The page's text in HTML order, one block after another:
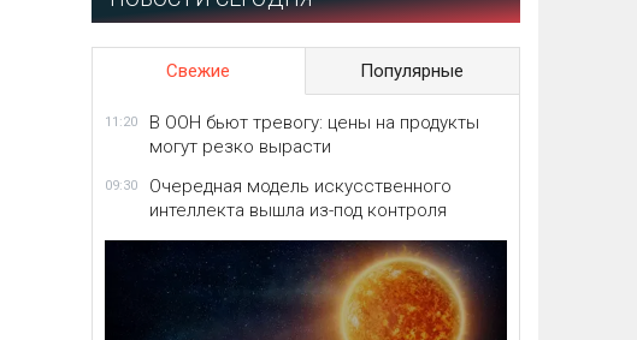
Свежие Популярные
11:20
В ООН бьют тревогу: цены на продукты
могут резко вырасти
09:30
Очередная модель искусственного
интеллекта вышла из-под контроля